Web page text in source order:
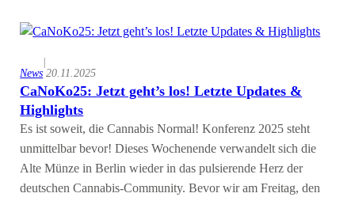
News
|
20.11.2025
CaNoKo25: Jetzt geht’s los! Letzte Updates &
Highlights
Es ist soweit, die Cannabis Normal! Konferenz 2025 steht
unmittelbar bevor! Dieses Wochenende verwandelt sich die
Alte Münze in Berlin wieder in das pulsierende Herz der
deutschen Cannabis-Community. Bevor wir am Freitag, den